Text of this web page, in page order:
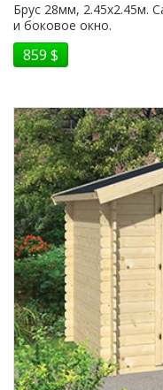
Брус 28мм, 2.45x2.45м.
и боковое окно.
859 $